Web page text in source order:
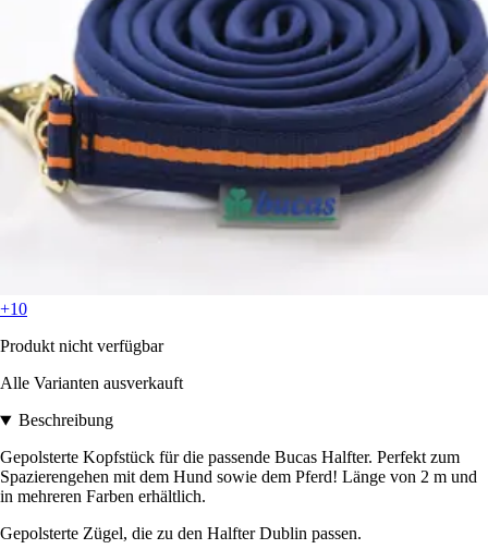
+10
Produkt nicht verfügbar
Alle Varianten ausverkauft
Beschreibung
Gepolsterte Kopfstück für die passende Bucas Halfter. Perfekt zum
Spazierengehen mit dem Hund sowie dem Pferd! Länge von 2 m und
in mehreren Farben erhältlich.
Gepolsterte Zügel, die zu den Halfter Dublin passen.